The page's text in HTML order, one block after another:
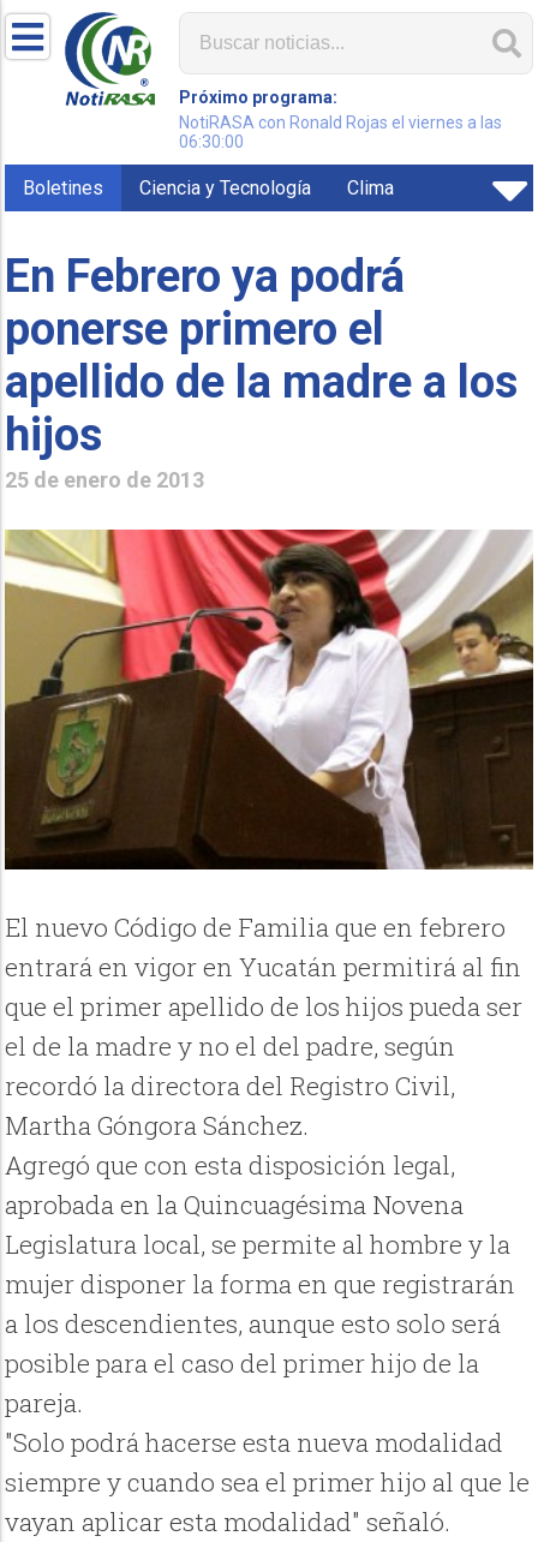
Próximo programa:
NotiRASA con Ronald Rojas el viernes a las
06:30:00
Boletines Ciencia y Tecnología Clima
En Febrero ya podrá
ponerse primero el
apellido de la madre a los
hijos
25 de enero de 2013
El nuevo Código de Familia que en febrero
entrará en vigor en Yucatán permitirá al fin
que el primer apellido de los hijos pueda ser
el de la madre y no el del padre, según
recordó la directora del Registro Civil,
Martha Góngora Sánchez.
Agregó que con esta disposición legal,
aprobada en la Quincuagésima Novena
Legislatura local, se permite al hombre y la
mujer disponer la forma en que registrarán
a los descendientes, aunque esto solo será
posible para el caso del primer hijo de la
pareja.
"Solo podrá hacerse esta nueva modalidad
siempre y cuando sea el primer hijo al que le
vayan aplicar esta modalidad" señaló.